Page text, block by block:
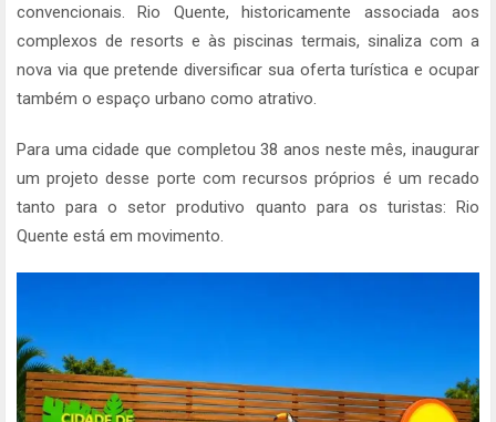
convencionais. Rio Quente, historicamente associada aos
complexos de resorts e às piscinas termais, sinaliza com a
nova via que pretende diversificar sua oferta turística e ocupar
também o espaço urbano como atrativo.
Para uma cidade que completou 38 anos neste mês, inaugurar
um projeto desse porte com recursos próprios é um recado
tanto para o setor produtivo quanto para os turistas: Rio
Quente está em movimento.